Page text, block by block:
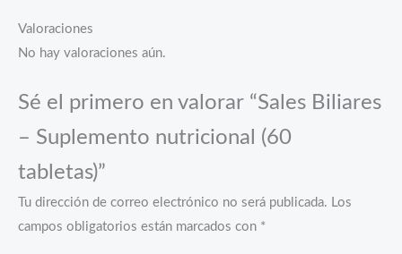
Valoraciones
No hay valoraciones aún.
Sé el primero en valorar “Sales Biliares
– Suplemento nutricional (60
tabletas)”
Tu dirección de correo electrónico no será publicada. Los
campos obligatorios están marcados con *